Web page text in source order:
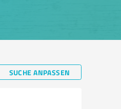
SUCHE ANPASSEN